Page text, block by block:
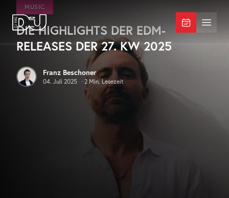
Zum Hauptinhalt springen
DJ Mag Germany Menü
MUSIC
DIE HIGHLIGHTS DER EDM-
RELEASES DER 27. KW 2025
Franz Beschoner
04. Juli 2025 · 2 Min. Lesezeit